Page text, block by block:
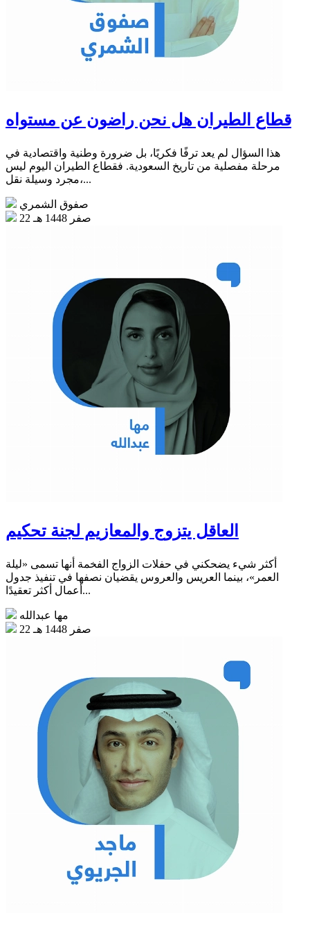
قطاع الطيران هل نحن راضون عن مستواه
هذا السؤال لم يعد ترفًا فكريًا، بل ضرورة وطنية واقتصادية في
مرحلة مفصلية من تاريخ السعودية. فقطاع الطيران اليوم ليس
مجرد وسيلة نقل،...
صفوق الشمري
22 صفر 1448 هـ
العاقل يتزوج والمعازيم لجنة تحكيم
أكثر شيء يضحكني في حفلات الزواج الفخمة أنها تسمى «ليلة
العمر»، بينما العريس والعروس يقضيان نصفها في تنفيذ جدول
أعمال أكثر تعقيدًا...
مها عبدالله
22 صفر 1448 هـ